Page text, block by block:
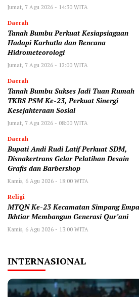
Jumat, 7 Agu 2026 - 14:30 WITA
Daerah
Tanah Bumbu Perkuat Kesiapsiagaan
Hadapi Karhutla dan Bencana
Hidrometeorologi
Jumat, 7 Agu 2026 - 12:00 WITA
Daerah
Tanah Bumbu Sukses Jadi Tuan Rumah
TKBS PSM Ke-23, Perkuat Sinergi
Kesejahteraan Sosial
Jumat, 7 Agu 2026 - 08:00 WITA
Daerah
Bupati Andi Rudi Latif Perkuat SDM,
Disnakertrans Gelar Pelatihan Desain
Grafis dan Barbershop
Kamis, 6 Agu 2026 - 18:00 WITA
Religi
MTQN Ke-23 Kecamatan Simpang
Ikhtiar Membangun Generasi Qur’ani
Kamis, 6 Agu 2026 - 13:00 WITA
INTERNASIONAL